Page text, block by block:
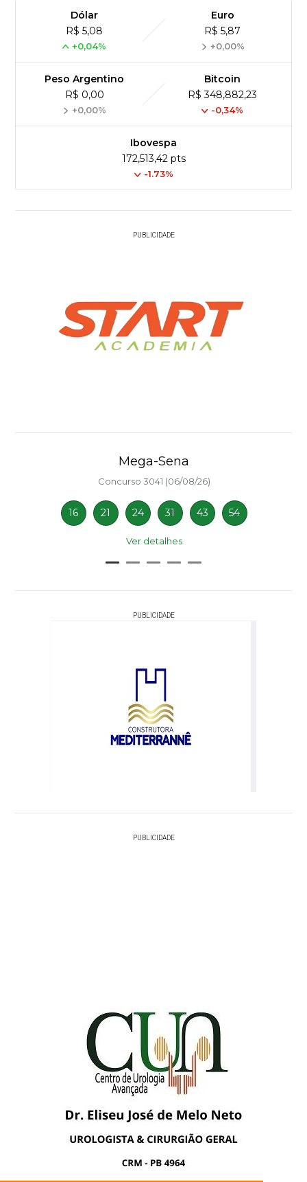
Dólar
R$ 5,08
+0,04%
Euro
R$ 5,87
+0,00%
Peso Argentino
R$ 0,00
+0,00%
Bitcoin
R$ 348,882,23
-0,34%
Ibovespa
172,513,42 pts
-1.73%
PUBLICIDADE
Mega-Sena
Concurso 3041 (06/08/26)
16 21 24 31 43 54
Ver detalhes
PUBLICIDADE
PUBLICIDADE